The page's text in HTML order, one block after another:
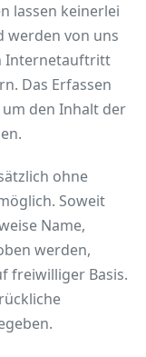
lassen keinerlei
werden von uns
Internetauftritt
Das Erfassen
den Inhalt der
ohne
Soweit
Name,
werden,
freiwilliger Basis.